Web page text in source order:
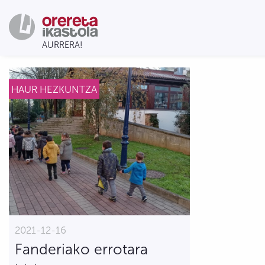
HAUR HEZKUNTZA
2021-12-16
Fanderiako errotara